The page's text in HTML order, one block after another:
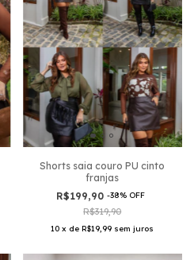
Shorts saia couro PU cinto
franjas
R$199,90-38% OFF
R$319,90
10 x deR$19,99 sem juros